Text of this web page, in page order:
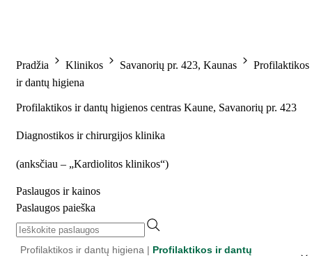
Pradžia Klinikos Savanorių pr. 423, Kaunas
Profilaktikos
ir dantų higiena
Profilaktikos ir dantų higienos centras Kaune, Savanorių pr. 423
Diagnostikos ir chirurgijos klinika
(anksčiau – „Kardiolitos klinikos“)
Paslaugos ir kainos
Paslaugos paieška
Profilaktikos ir dantų higiena | Profilaktikos ir dantų